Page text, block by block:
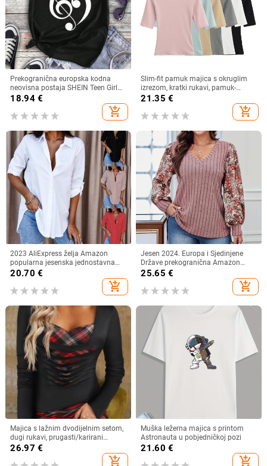
Prekogranična europska kodna
neovisna postaja SHEIN Teen Girl
Music Festival Casual Short Sl
18.94€
add_shopping_cart
Slim-fit pamuk majica s okruglim
izrezom, kratki rukavi, pamuk-
elastan mješavina (80–90% pamuk,
21.35 €
add_shopping_cart
2023 AliExpress želja Amazon
popularna jesenska jednostavna
ženska košulja dugih rukava s V-
20.70 €
add_shopping_cart
Jesen 2024. Europa i Sjedinjene
Države prekogranična Amazon
neovisna postaja nova ženska
modna majica s cvjetnim printom i
rukavima za lampione
25.65 €
add_shopping_cart
Majica s lažnim dvodijelnim setom,
dugi rukavi, prugasti/karirani
uzorak, tkanina od pamuk-
mešavine (30–50% pamuka)
26.97 €
add_shopping_cart
Muška ležerna majica s printom
Astronauta u pobjedničkoj pozi
21.60 €
add_shopping_cart